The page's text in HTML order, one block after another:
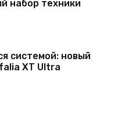
набор техники
системой: новый
XT Ultra